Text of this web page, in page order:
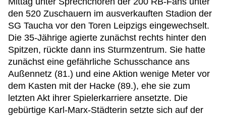
den 520 Zuschauern im ausverkauften Stadion der
SG Taucha vor den Toren Leipzigs eingewechselt.
Die 35-Jährige agierte zunächst rechts hinter den
Spitzen, rückte dann ins Sturmzentrum. Sie hatte
zunächst eine gefährliche Schusschance ans
Außennetz (81.) und eine Aktion wenige Meter vor
dem Kasten mit der Hacke (89.), ehe sie zum
letzten Akt ihrer Spielerkarriere ansetzte. Die
gebürtige Karl-Marx-Städterin setzte sich auf der